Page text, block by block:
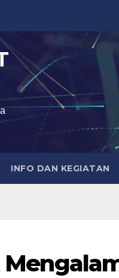
INFO DAN KEGIATAN